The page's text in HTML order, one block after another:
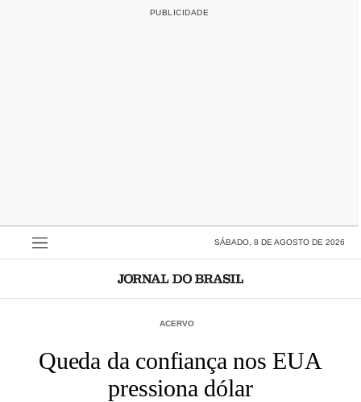
SÁBADO, 8 DE AGOSTO DE 2026
ACERVO
Queda da confiança nos EUA
pressiona dólar